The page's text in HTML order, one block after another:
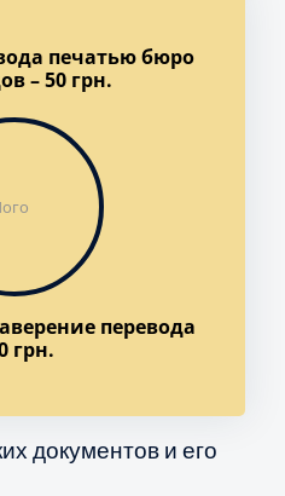
печатью бюро
– 50 грн.
перевода
грн.
документов и его